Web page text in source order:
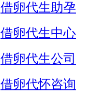
借卵代生助孕
借卵代生中心
借卵代生公司
借卵代怀咨询